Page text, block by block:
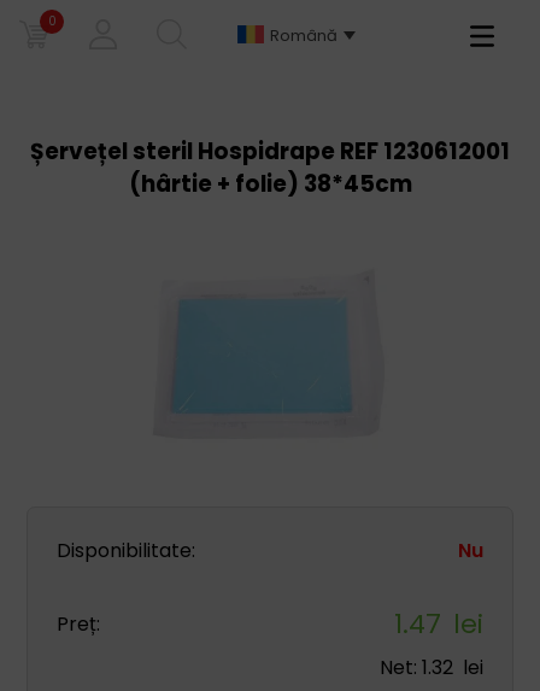
0
Română
Primary
Șervețel steril Hospidrape REF 1230612001
(hârtie + folie) 38*45cm
Disponibilitate: Nu
Preț: 1.47 lei
Net: 1.32 lei